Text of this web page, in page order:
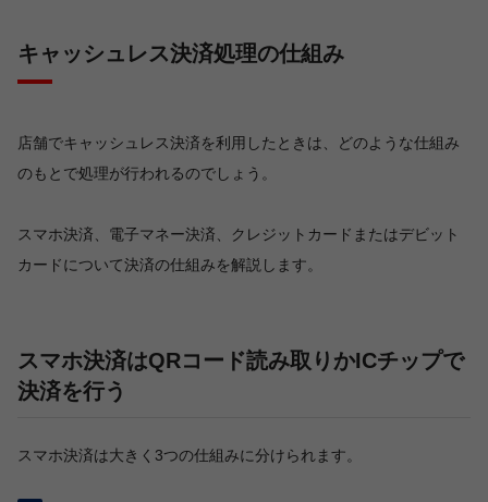
キャッシュレス決済処理の仕組み
店舗でキャッシュレス決済を利用したときは、どのような仕組み
のもとで処理が行われるのでしょう。
スマホ決済、電子マネー決済、クレジットカードまたはデビット
カードについて決済の仕組みを解説します。
スマホ決済はQRコード読み取りかICチップで
決済を行う
スマホ決済は大きく3つの仕組みに分けられます。